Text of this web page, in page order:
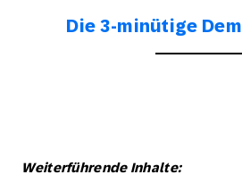
Die 3-minütige
Weiterführende Inhalte: